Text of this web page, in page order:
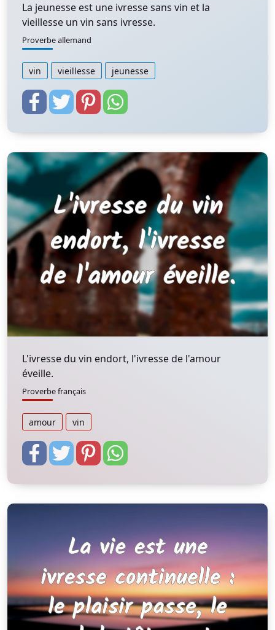
La jeunesse est une ivresse sans vin et la
vieillesse un vin sans ivresse.
Proverbe allemand
vin vieillesse jeunesse
L'ivresse du vin endort, l'ivresse de l'amour
éveille.
Proverbe français
amour vin